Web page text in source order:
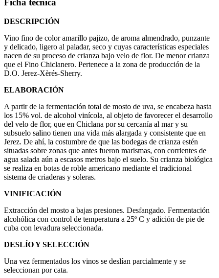
Ficha técnica
DESCRIPCIÓN
Vino fino de color amarillo pajizo, de aroma almendrado, punzante
y delicado, ligero al paladar, seco y cuyas características especiales
nacen de su proceso de crianza bajo velo de flor. De menor crianza
que el Fino Chiclanero. Pertenece a la zona de producción de la
D.O. Jerez-Xèrés-Sherry.
ELABORACIÓN
A partir de la fermentación total de mosto de uva, se encabeza hasta
los 15% vol. de alcohol vinícola, al objeto de favorecer el desarrollo
del velo de flor, que en Chiclana por su cercanía al mar y su
subsuelo salino tienen una vida más alargada y consistente que en
Jerez. De ahí, la costumbre de que las bodegas de crianza estén
situadas sobre zonas que antes fueron marismas, con corrientes de
agua salada aún a escasos metros bajo el suelo. Su crianza biológica
se realiza en botas de roble americano mediante el tradicional
sistema de criaderas y soleras.
VINIFICACIÓN
Extracción del mosto a bajas presiones. Desfangado. Fermentación
alcohólica con control de temperatura a 25º C y adición de pie de
cuba con levadura seleccionada.
DESLÍO Y SELECCIÓN
Una vez fermentados los vinos se deslían parcialmente y se
seleccionan por cata.